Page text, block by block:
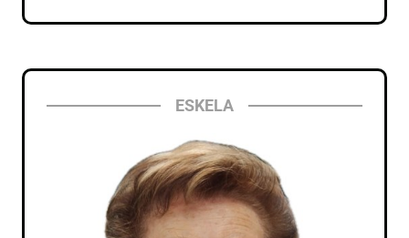
ESKELA